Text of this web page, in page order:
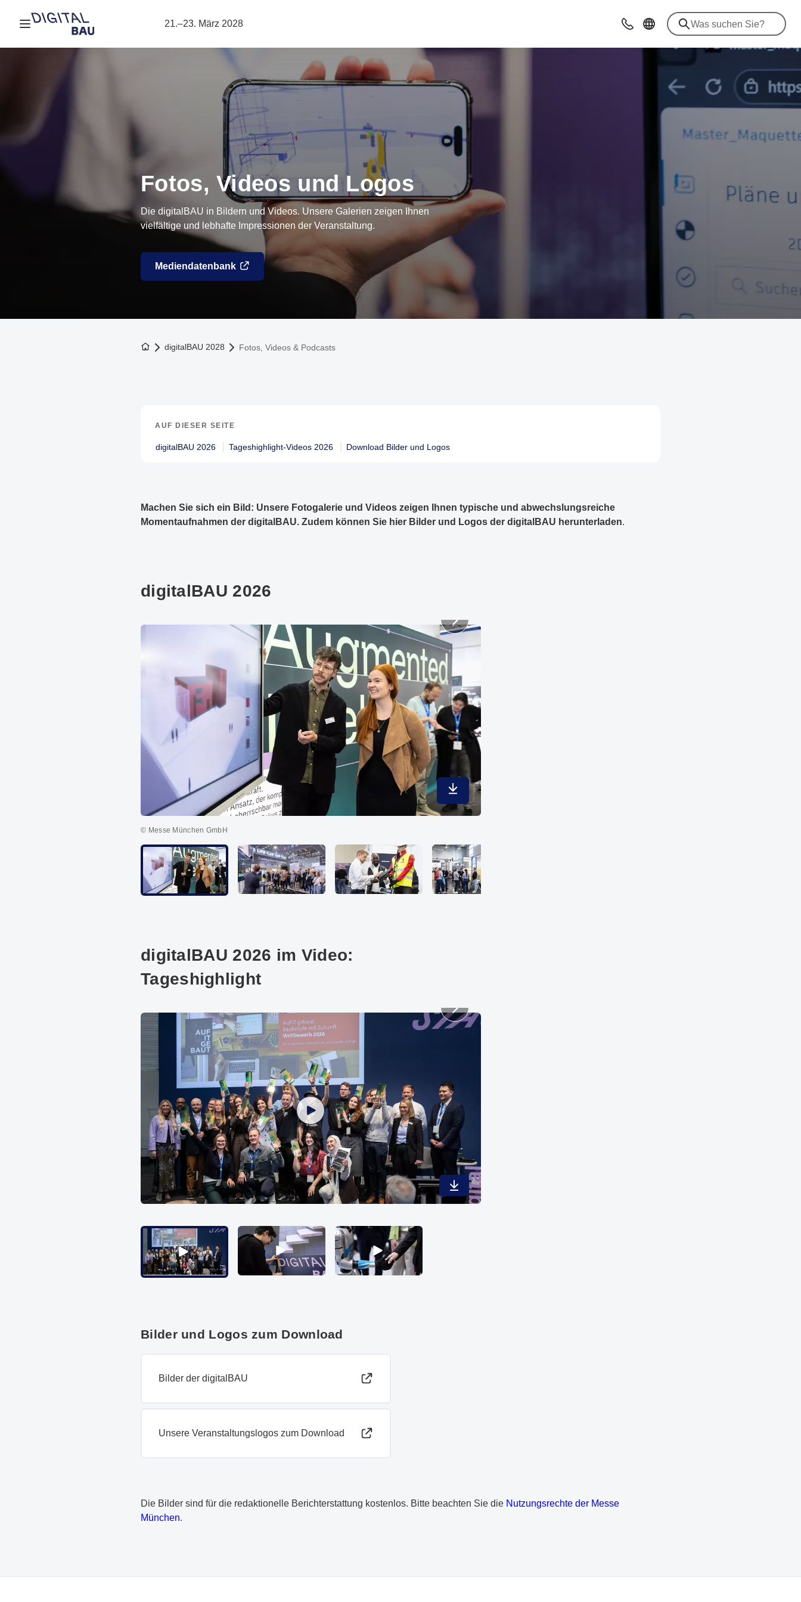
Navigation öffnen 21.–23. März 2028 Beratung & Kontakt
Fotos, Videos und Logos
Die digitalBAU in Bildern und Videos. Unsere Galerien zeigen Ihnen
vielfältige und lebhafte Impressionen der Veranstaltung.
Mediendatenbank
Zur Startseite
digitalBAU 2028 Fotos, Videos & Podcasts
AUF DIESER SEITE
digitalBAU 2026 Tageshighlight-Videos 2026 Download Bilder und Logos
Machen Sie sich ein Bild: Unsere Fotogalerie und Videos zeigen Ihnen typische und abwechslungsreiche
Momentaufnahmen der digitalBAU. Zudem können Sie hier Bilder und Logos der digitalBAU herunterladen.
digitalBAU 2026
In maximaler Qualität herunterladen
© Messe München GmbH
digitalBAU 2026 im Video:
Tageshighlight
Bilder und Logos zum Download
Bilder der digitalBAU
Unsere Veranstaltungslogos zum Download
Die Bilder sind für die redaktionelle Berichterstattung kostenlos. Bitte beachten Sie die Nutzungsrechte der Messe
München.